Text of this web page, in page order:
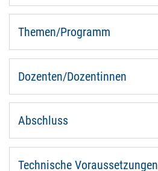
Themen/Programm
Dozenten/Dozentinnen
Abschluss
Technische Voraussetzungen